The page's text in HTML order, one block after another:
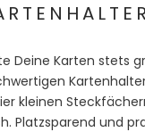
Deine Karten stets
kleinen
Platzsparend und